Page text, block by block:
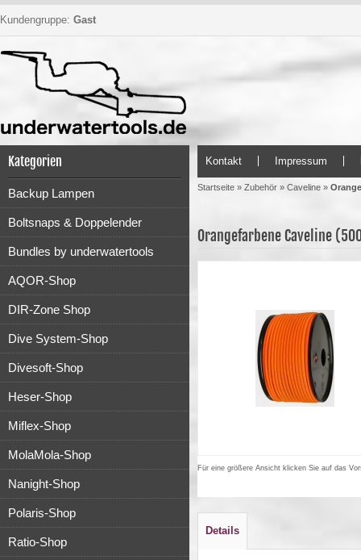
Kundengruppe: Gast
Kategorien
Backup Lampen
Boltsnaps & Doppelender
Bundles by underwatertools
AQOR-Shop
DIR-Zone Shop
Dive System-Shop
Divesoft-Shop
Heser-Shop
Miflex-Shop
MolaMola-Shop
Nanight-Shop
Polaris-Shop
Ratio-Shop
Kontakt Impressum
Startseite » Zubehör » Caveline »
Orangefarbene Caveline
Für eine größere Ansicht klicken Sie auf das
Details